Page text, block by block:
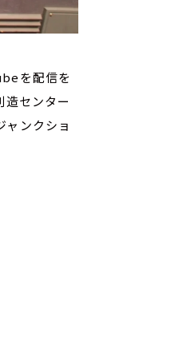
を配信を
センター
ャンクショ